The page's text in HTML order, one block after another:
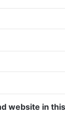
website in